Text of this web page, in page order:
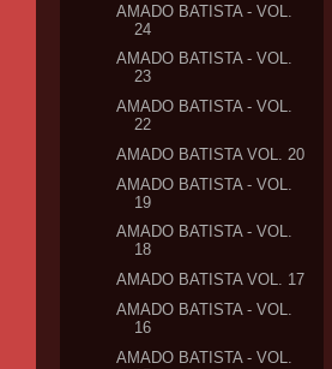
AMADO BATISTA - VOL.
24
AMADO BATISTA - VOL.
23
AMADO BATISTA - VOL.
22
AMADO BATISTA VOL. 20
AMADO BATISTA - VOL.
19
AMADO BATISTA - VOL.
18
AMADO BATISTA VOL. 17
AMADO BATISTA - VOL.
16
AMADO BATISTA - VOL.